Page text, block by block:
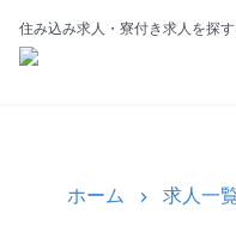
住み込み求人・寮付き求人を探
ホーム 求人一